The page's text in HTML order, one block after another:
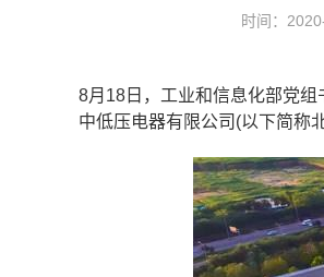
时间：
8月18日，工业和信息化部党
中低压电器有限公司(以下简称